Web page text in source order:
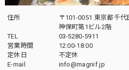
住所
〒101-0051 東京都千
神保町第1ビル2階
TEL
03-5280-5911
営業時間
12:00-18:00
定休日
不定休
E-mail
info@magnif.jp